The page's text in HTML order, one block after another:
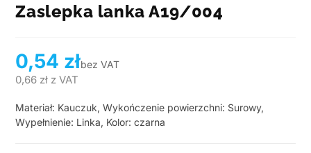
Zaslepka lanka A19/004
0,54 złbez VAT
0,66 zł z VAT
Materiał: Kauczuk, Wykończenie powierzchni: Surowy,
Wypełnienie: Linka, Kolor: czarna